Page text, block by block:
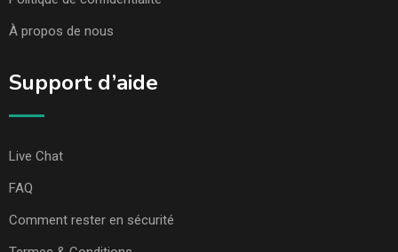
À propos de nous
Support d’aide
Live Chat
FAQ
Comment rester en sécurité